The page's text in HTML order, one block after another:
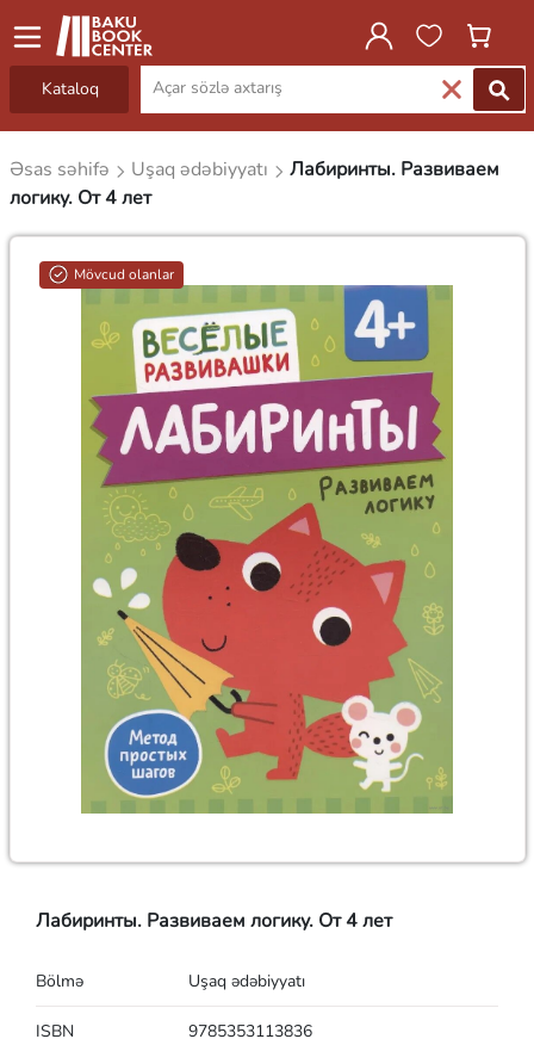
Kataloq
Əsas səhifə Uşaq ədəbiyyatı
Лабиринты. Развиваем
логику. От 4 лет
Mövcud olanlar
Лабиринты. Развиваем логику. От 4 лет
Bölmə Uşaq ədəbiyyatı
ISBN 9785353113836